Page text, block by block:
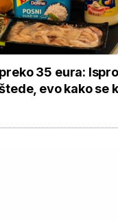
35 eura:
evo kako se